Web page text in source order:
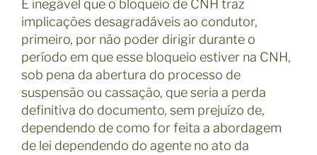
É inegável que o bloqueio de CNH traz
implicações desagradáveis ao condutor,
primeiro, por não poder dirigir durante o
período em que esse bloqueio estiver na CNH,
sob pena da abertura do processo de
suspensão ou cassação, que seria a perda
definitiva do documento, sem prejuízo de,
dependendo de como for feita a abordagem
de lei dependendo do agente no ato da